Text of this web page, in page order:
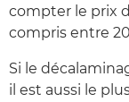
compter le prix
compris entre
Si le
il est aussi le